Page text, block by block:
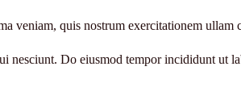
veniam, quis nostrum exercitationem ullam
nesciunt. Do eiusmod tempor incididunt ut